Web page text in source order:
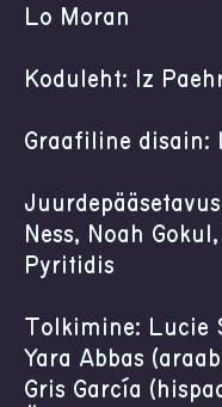
Lo Moran
Koduleht: Iz
Graafiline disain:
Ness, Noah
Pyritidis
Tõlkimine: Lucie
Yara Abbas
Gris García